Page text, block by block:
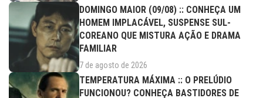
DOMINGO MAIOR (09/08) :: CONHEÇA UM
HOMEM IMPLACÁVEL, SUSPENSE SUL-
COREANO QUE MISTURA AÇÃO E DRAMA
FAMILIAR
7 de agosto de 2026
TEMPERATURA MÁXIMA :: O PRELÚDIO
FUNCIONOU? CONHEÇA BASTIDORES DE